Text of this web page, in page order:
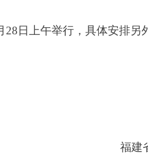
28 日上午举行，具体安排另
福建